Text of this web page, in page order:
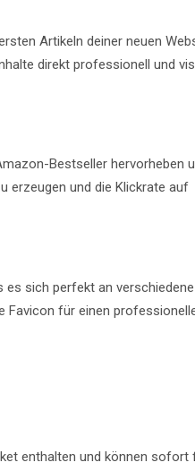
Artikeln deiner neuen
direkt professionell und
Bestseller hervorheben
erzeugen und die Klickrate auf
es sich perfekt an verschiedene
Favicon für einen
enthalten und können sofort